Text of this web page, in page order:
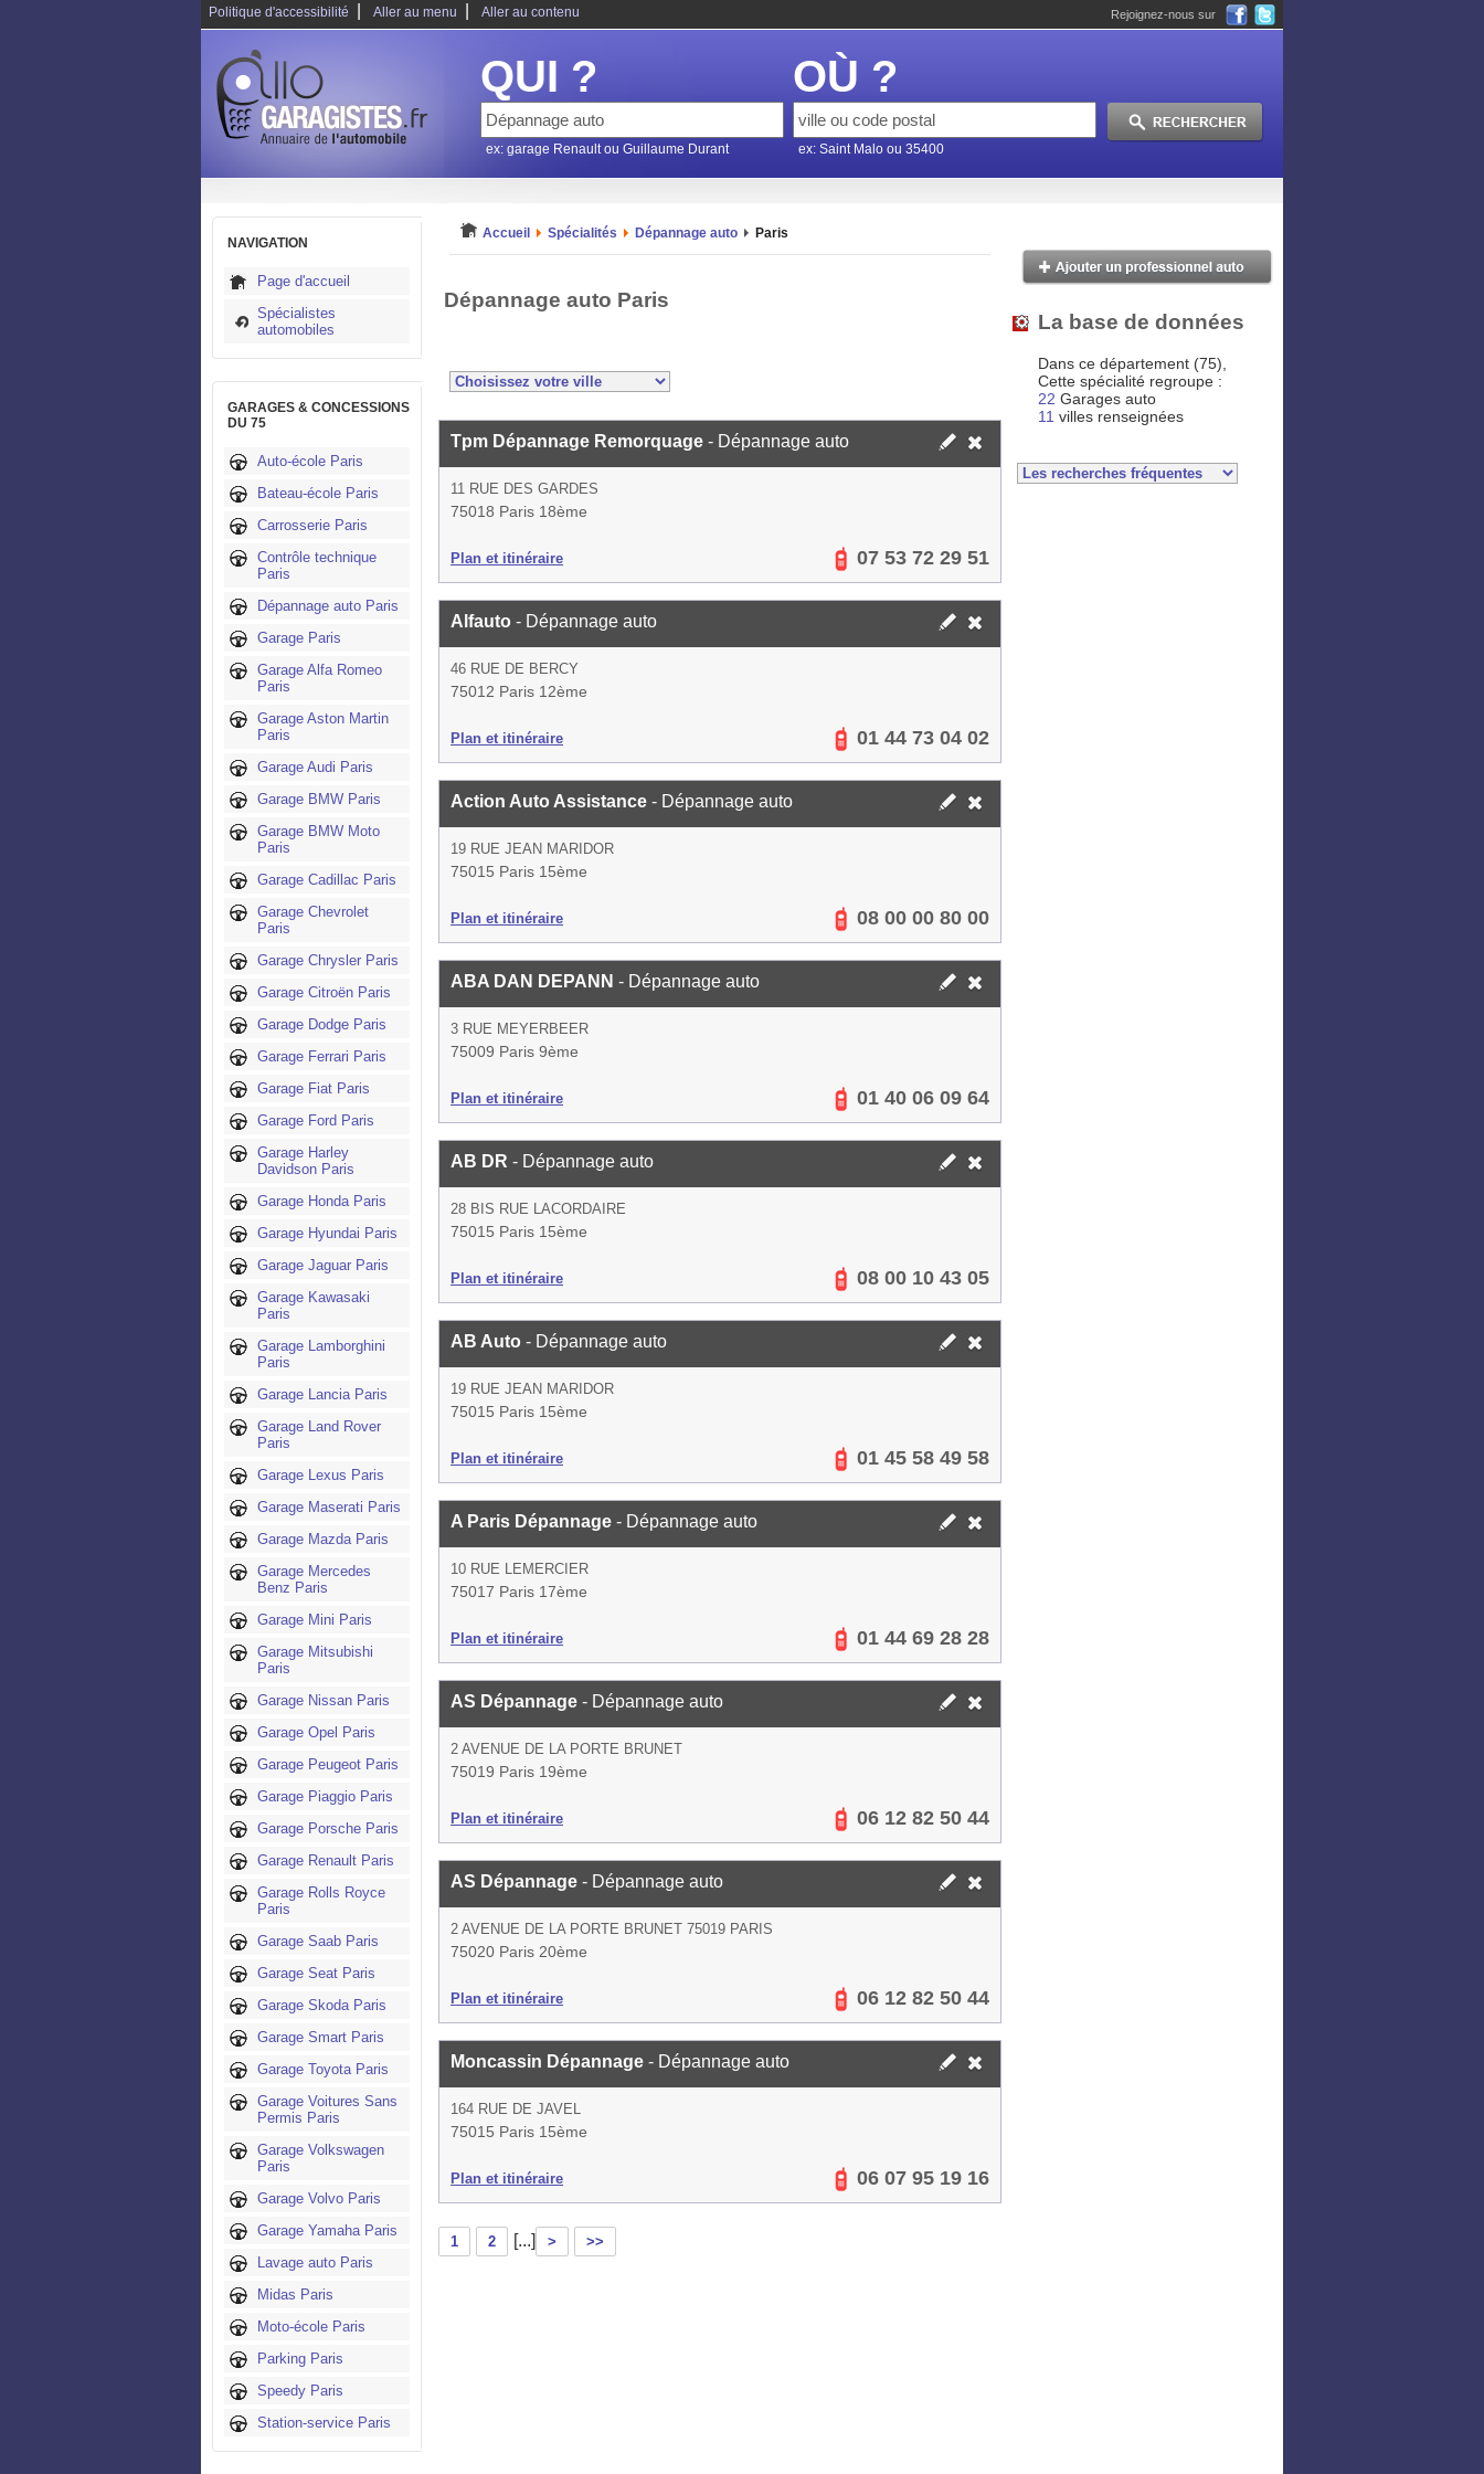
Politique d'accessibilité Aller au menu Aller au contenu Rejoignez-nous sur
QUI ?
ex: garage Renault ou Guillaume Durant
OÙ ?
ex: Saint Malo ou 35400
NAVIGATION
Page d'accueil
Spécialistes
automobiles
GARAGES & CONCESSIONS
DU 75
Auto-école Paris
Bateau-école Paris
Carrosserie Paris
Contrôle technique
Paris
Dépannage auto Paris
Garage Paris
Garage Alfa Romeo
Paris
Garage Aston Martin
Paris
Garage Audi Paris
Garage BMW Paris
Garage BMW Moto
Paris
Garage Cadillac Paris
Garage Chevrolet
Paris
Garage Chrysler Paris
Garage Citroën Paris
Garage Dodge Paris
Garage Ferrari Paris
Garage Fiat Paris
Garage Ford Paris
Garage Harley
Davidson Paris
Garage Honda Paris
Garage Hyundai Paris
Garage Jaguar Paris
Garage Kawasaki
Paris
Garage Lamborghini
Paris
Garage Lancia Paris
Garage Land Rover
Paris
Garage Lexus Paris
Garage Maserati Paris
Garage Mazda Paris
Garage Mercedes
Benz Paris
Garage Mini Paris
Garage Mitsubishi
Paris
Garage Nissan Paris
Garage Opel Paris
Garage Peugeot Paris
Garage Piaggio Paris
Garage Porsche Paris
Garage Renault Paris
Garage Rolls Royce
Paris
Garage Saab Paris
Garage Seat Paris
Garage Skoda Paris
Garage Smart Paris
Garage Toyota Paris
Garage Voitures Sans
Permis Paris
Garage Volkswagen
Paris
Garage Volvo Paris
Garage Yamaha Paris
Lavage auto Paris
Midas Paris
Moto-école Paris
Parking Paris
Speedy Paris
Station-service Paris
Accueil Spécialités Dépannage auto Paris
Dépannage auto Paris
Tpm Dépannage Remorquage - Dépannage auto
11 RUE DES GARDES
75018 Paris 18ème
Plan et itinéraire 07 53 72 29 51
Alfauto - Dépannage auto
46 RUE DE BERCY
75012 Paris 12ème
Plan et itinéraire 01 44 73 04 02
Action Auto Assistance - Dépannage auto
19 RUE JEAN MARIDOR
75015 Paris 15ème
Plan et itinéraire 08 00 00 80 00
ABA DAN DEPANN - Dépannage auto
3 RUE MEYERBEER
75009 Paris 9ème
Plan et itinéraire 01 40 06 09 64
AB DR - Dépannage auto
28 BIS RUE LACORDAIRE
75015 Paris 15ème
Plan et itinéraire 08 00 10 43 05
AB Auto - Dépannage auto
19 RUE JEAN MARIDOR
75015 Paris 15ème
Plan et itinéraire 01 45 58 49 58
A Paris Dépannage - Dépannage auto
10 RUE LEMERCIER
75017 Paris 17ème
Plan et itinéraire 01 44 69 28 28
AS Dépannage - Dépannage auto
2 AVENUE DE LA PORTE BRUNET
75019 Paris 19ème
Plan et itinéraire 06 12 82 50 44
AS Dépannage - Dépannage auto
2 AVENUE DE LA PORTE BRUNET 75019 PARIS
75020 Paris 20ème
Plan et itinéraire 06 12 82 50 44
Moncassin Dépannage - Dépannage auto
164 RUE DE JAVEL
75015 Paris 15ème
Plan et itinéraire 06 07 95 19 16
1 2 [...] > >>
La base de données
Dans ce département (75),
Cette spécialité regroupe :
22 Garages auto
11 villes renseignées